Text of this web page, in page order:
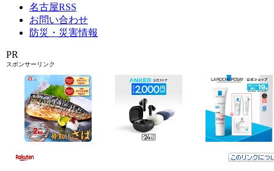
名古屋RSS
お問い合わせ
防災・災害情報
PR
スポンサーリンク